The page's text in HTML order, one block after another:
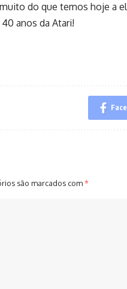
do que temos hoje a
anos da Atari!
são marcados com*